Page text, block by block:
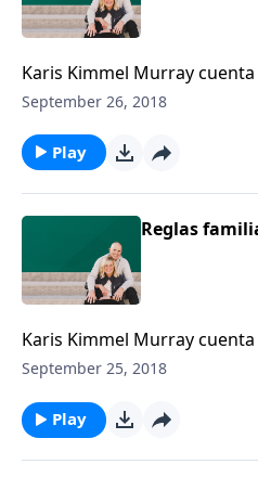
Karis Kimmel Murray
es la regla #1 del hogar de
especialmente cuando toca
September 26, 2018
Play
Reglas
Karis Kimmel Murray
es la regla #1 del hogar de
especialmente cuando toca
September 25, 2018
Play